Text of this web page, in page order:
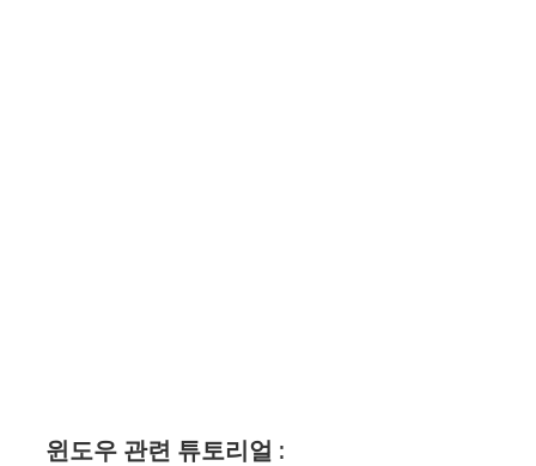
윈도우 관련 튜토리얼 :